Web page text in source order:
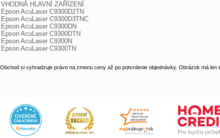
VHODNÁ HLAVNÍ ZAŘÍZENÍ
Epson AcuLaser C9300D2TN
Epson AcuLaser C9300D3TNC
Epson AcuLaser C9300DN
Epson AcuLaser C9300DTN
Epson AcuLaser C9300N
Epson AcuLaser C9300TN
Obchod si vyhradzuje právo na zmenu ceny až po potvrdenie objednávky. Obrázok má len